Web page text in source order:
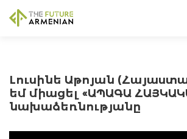
Լուսինե Աթոյան
եմ միացել «ԱՊԱԳԱ
նախաձեռնությանը